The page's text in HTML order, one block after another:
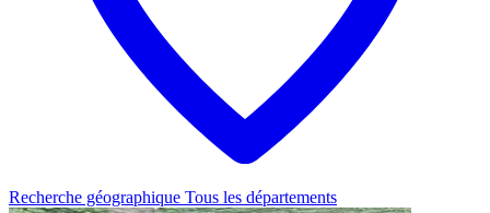
Recherche géographique Tous les départements